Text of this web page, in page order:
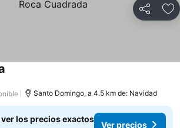
Compartir
Santo Domingo, a 4.5 km de: Navidad
los precios exactos
Ver precios